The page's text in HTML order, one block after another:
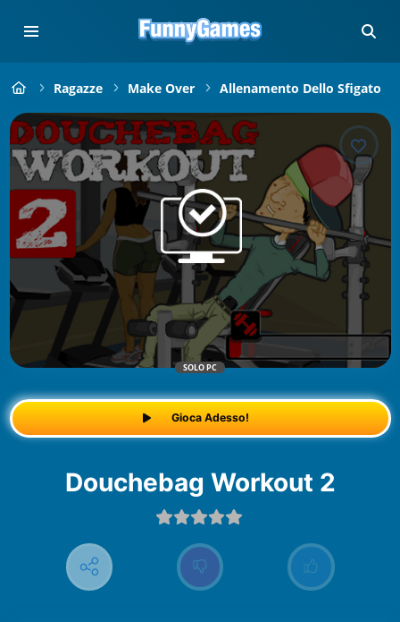
Ragazze Make Over Allenamento Dello Sfigato
SOLO PC
Gioca Adesso!
Douchebag Workout 2